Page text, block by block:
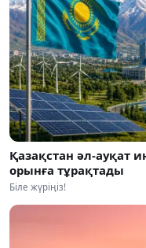
Қазақстан әл-ауқат
орынға тұрақтады
Біле жүріңіз!